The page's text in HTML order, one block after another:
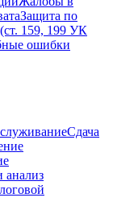
Защита по
159, 199 УК
ошибки
Сдача
анализ